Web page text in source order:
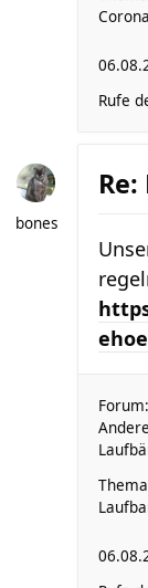
Rufe
bones
Forum: